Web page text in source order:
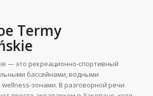
Termy
— это рекреационно-спортивный
бассейнами, водными
зонами. В разговорной речи